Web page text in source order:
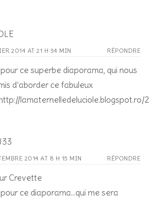
2014 AT 21 H 34 MIN RÉPONDRE
ce superbe diaporama, qui nous
d’aborder ce fabuleux
lamaternelledeluciole.blogspot.ro/
2014 AT 8 H 15 MIN RÉPONDRE
Crevette
ce diaporama…qui me sera